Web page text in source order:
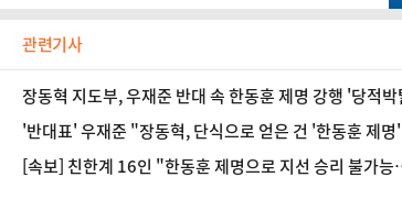
관련기사
장동혁 지도부, 우재준 반대 속 한동훈 제명 강행 '당적
'반대표' 우재준 "장동혁, 단식으로 얻은 건 '한동훈 제
[속보] 친한계 16인 "한동훈 제명으로 지선 승리 불가